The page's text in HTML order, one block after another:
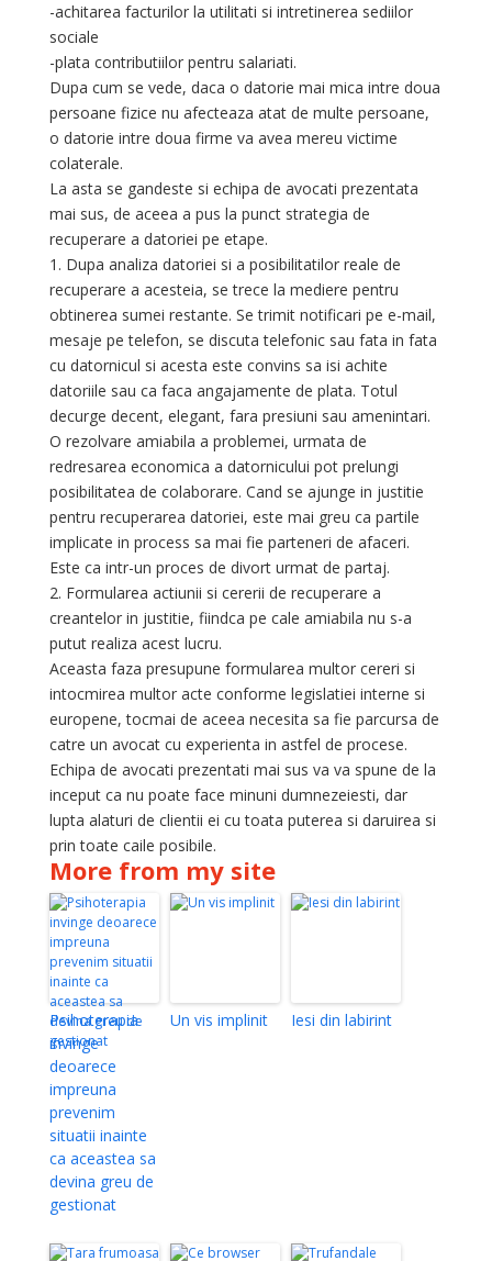
-achitarea facturilor la utilitati si intretinerea sediilor
sociale
-plata contributiilor pentru salariati.
Dupa cum se vede, daca o datorie mai mica intre doua
persoane fizice nu afecteaza atat de multe persoane,
o datorie intre doua firme va avea mereu victime
colaterale.
La asta se gandeste si echipa de avocati prezentata
mai sus, de aceea a pus la punct strategia de
recuperare a datoriei pe etape.
1. Dupa analiza datoriei si a posibilitatilor reale de
recuperare a acesteia, se trece la mediere pentru
obtinerea sumei restante. Se trimit notificari pe e-mail,
mesaje pe telefon, se discuta telefonic sau fata in fata
cu datornicul si acesta este convins sa isi achite
datoriile sau ca faca angajamente de plata. Totul
decurge decent, elegant, fara presiuni sau amenintari.
O rezolvare amiabila a problemei, urmata de
redresarea economica a datornicului pot prelungi
posibilitatea de colaborare. Cand se ajunge in justitie
pentru recuperarea datoriei, este mai greu ca partile
implicate in process sa mai fie parteneri de afaceri.
Este ca intr-un proces de divort urmat de partaj.
2. Formularea actiunii si cererii de recuperare a
creantelor in justitie, fiindca pe cale amiabila nu s-a
putut realiza acest lucru.
Aceasta faza presupune formularea multor cereri si
intocmirea multor acte conforme legislatiei interne si
europene, tocmai de aceea necesita sa fie parcursa de
catre un avocat cu experienta in astfel de procese.
Echipa de avocati prezentati mai sus va va spune de la
inceput ca nu poate face minuni dumnezeiesti, dar
lupta alaturi de clientii ei cu toata puterea si daruirea si
prin toate caile posibile.
More from my site
Psihoterapia
invinge
deoarece
impreuna
prevenim
situatii inainte
ca aceastea sa
devina greu de
gestionat
Un vis implinit Iesi din labirint